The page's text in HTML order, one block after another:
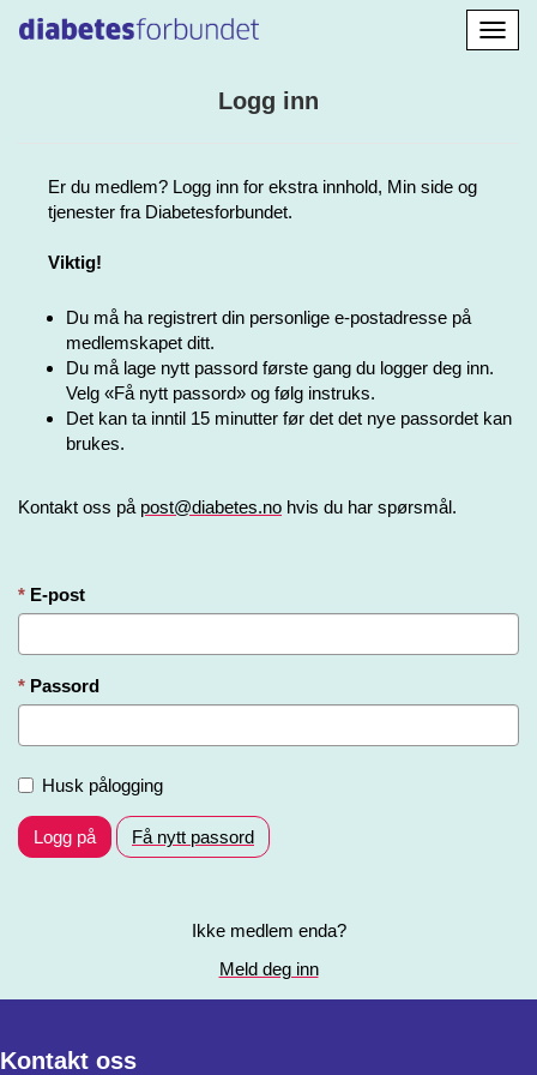
Logg inn
Er du medlem? Logg inn for ekstra innhold, Min side og
tjenester fra Diabetesforbundet.
Viktig!
Du må ha registrert din personlige e-postadresse på
medlemskapet ditt.
Du må lage nytt passord første gang du logger deg inn.
Velg «Få nytt passord» og følg instruks.
Det kan ta inntil 15 minutter før det det nye passordet kan
brukes.
Kontakt oss på post@diabetes.no hvis du har spørsmål.
E-post
Passord
Husk pålogging
Logg på Få nytt passord
Ikke medlem enda?
Meld deg inn
Kontakt oss